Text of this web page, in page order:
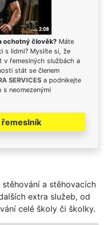
ochotný člověk? Máte
s lidmi? Myslíte si, že
v řemeslných službách a
stát se členem
SERVICES a podnikejte
s neomezenými
řemeslník
a stěhovacích
extra služeb, od
celé školy či školky.